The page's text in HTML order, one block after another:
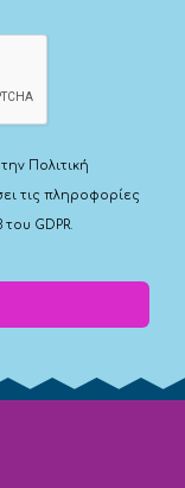
Πολιτική
τις πληροφορίες
GDPR.